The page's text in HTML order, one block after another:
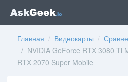
Главная / Видеокарты /
/ NVIDIA GeForce RTX 3080 Ti
RTX 2070 Super Mobile